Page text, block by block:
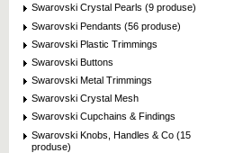
Swarovski Crystal Pearls (9 produse)
Swarovski Pendants (56 produse)
Swarovski Plastic Trimmings
Swarovski Buttons
Swarovski Metal Trimmings
Swarovski Crystal Mesh
Swarovski Cupchains & Findings
Swarovski Knobs, Handles & Co (15
produse)